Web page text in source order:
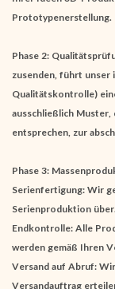
Prototypenerstellung.
Phase 2:
zusenden, führt
Qualitätskontrolle)
ausschließlich Muster,
entsprechen, zur
Phase 3:
Serienfertigung: Wir
Serienproduktion über.
Endkontrolle: Alle
werden gemäß Ihren
Versand auf Abruf:
Versandauftrag